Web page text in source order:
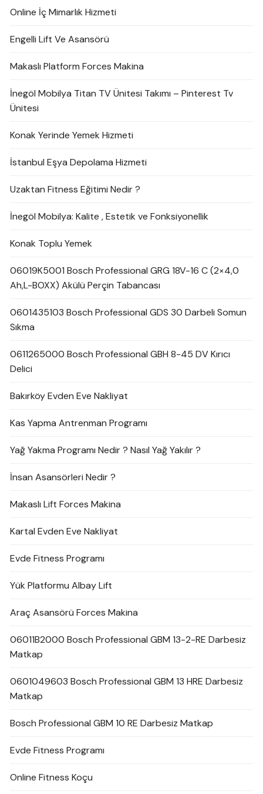
Online İç Mimarlık Hizmeti
Engelli Lift Ve Asansörü
Makaslı Platform Forces Makina
İnegöl Mobilya Titan TV Ünitesi Takımı – Pinterest Tv
Ünitesi
Konak Yerinde Yemek Hizmeti
İstanbul Eşya Depolama Hizmeti
Uzaktan Fitness Eğitimi Nedir ?
İnegöl Mobilya: Kalite , Estetik ve Fonksiyonellik
Konak Toplu Yemek
06019K5001 Bosch Professional GRG 18V-16 C (2×4,0
Ah,L-BOXX) Akülü Perçin Tabancası
0601435103 Bosch Professional GDS 30 Darbeli Somun
Sıkma
0611265000 Bosch Professional GBH 8-45 DV Kırıcı
Delici
Bakırköy Evden Eve Nakliyat
Kas Yapma Antrenman Programı
Yağ Yakma Programı Nedir ? Nasıl Yağ Yakılır ?
İnsan Asansörleri Nedir ?
Makaslı Lift Forces Makina
Kartal Evden Eve Nakliyat
Evde Fitness Programı
Yük Platformu Albay Lift
Araç Asansörü Forces Makina
06011B2000 Bosch Professional GBM 13-2-RE Darbesiz
Matkap
0601049603 Bosch Professional GBM 13 HRE Darbesiz
Matkap
Bosch Professional GBM 10 RE Darbesiz Matkap
Evde Fitness Programı
Online Fitness Koçu